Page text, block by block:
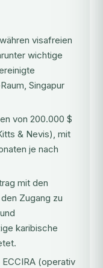
visafreien
wichtige
Singapur
von 200.000 $
& Nevis), mit
je nach
mit den
Zugang zu
karibische
(operativ